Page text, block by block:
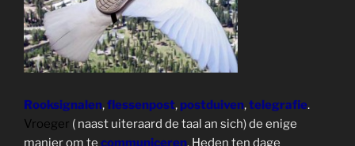
Rooksignalen,flessenpost,postduiven,telegrafie.
Vroeger ( naast uiteraard de taal an sich) de enige
manier om te communiceren. Heden ten dage